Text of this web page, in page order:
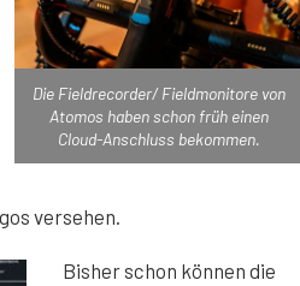
Die Fieldrecorder/ Fieldmonitore von
Atomos haben schon früh einen
Cloud-Anschluss bekommen.
versehen.
Bisher schon können die